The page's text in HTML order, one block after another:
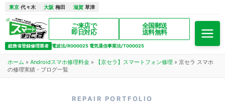
東京 代々木 大阪 梅田 滋賀 草津
ご来店で
即日対応
全国郵送
送料無料
総務省登録修理業者 電波法/R000025 電気通信事業法/T000025
ホーム » Androidスマホ修理料金 » 【京セラ】スマートフォン修理 » 京セラ スマホ
の修理実績・ブログ一覧
REPAIR PORTFOLIO